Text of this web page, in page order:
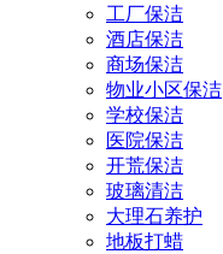
工厂保洁
酒店保洁
商场保洁
物业小区保洁
学校保洁
医院保洁
开荒保洁
玻璃清洁
大理石养护
地板打蜡